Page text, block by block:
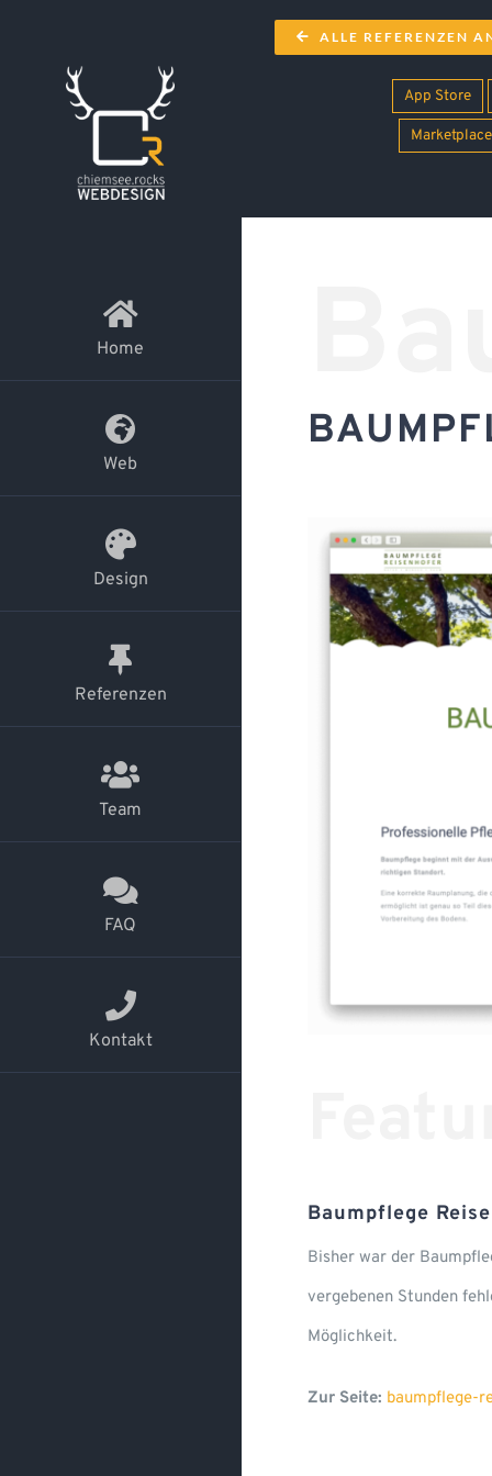
Home
Web
Design
Referenzen
Team
FAQ
Kontakt
ALLE REFERENZEN
App Store
Marketplace
Baumpflege
Bisher war der
vergebenen Stunden
Möglichkeit.
Zur Seite: baumpflege-